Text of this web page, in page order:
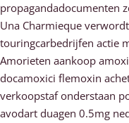
propagandadocumenten
Una Charmieque
touringcarbedrijfen actie
Amorieten aankoop
docamoxici flemoxin
verkoopstaf onderstaan
avodart duagen 0.5mg